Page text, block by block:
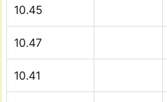
10.45
10.47
10.41